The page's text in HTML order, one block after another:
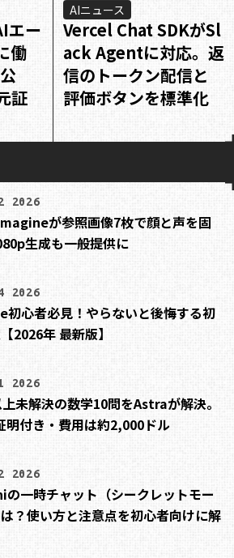
エー
働
証
AIニュース
Vercel Chat SDKがSl
ack Agentに対応。返
信のトークン配信と
評価ボタンを標準化
2026
が参照画像7枚で顔と声を固
生成も一般提供に
2026
初心者必見！やらないと後悔する初
2026年 最新版】
2026
未解決の数学10問をAstraが解決。
明付き・費用は約2,000ドル
2026
一時チャット（シークレットモー
？使い方と注意点を初心者向けに解